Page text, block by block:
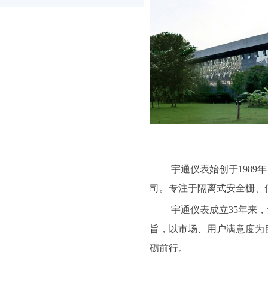
宇通仪表始创于1989
司。专注于隔离式安全栅
宇通仪表成立35年来
旨，以市场、用户满意度
砺前行。